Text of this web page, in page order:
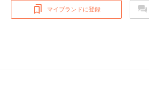
マイブランドに登録